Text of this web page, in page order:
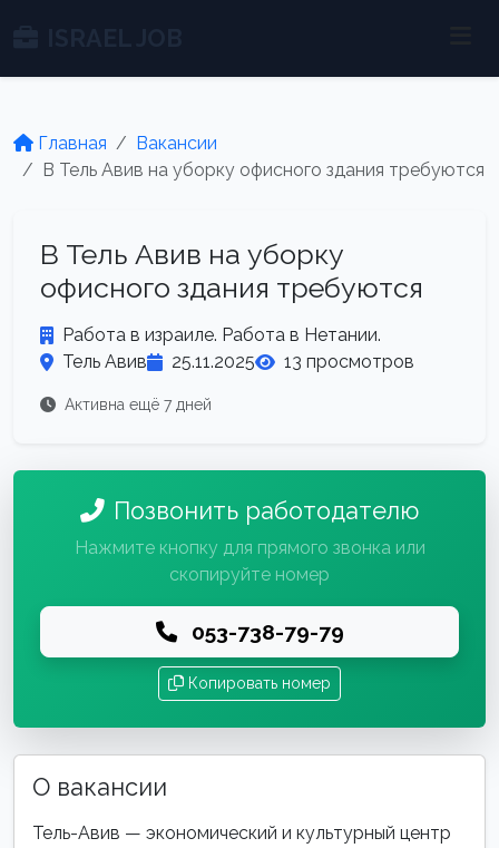
Главная
Вакансии
В Тель Авив на уборку офисного здания требуются
В Тель Авив на уборку
офисного здания требуются
Работа в израиле. Работа в Нетании.
Тель Авив
25.11.2025 13 просмотров
Активна ещё 7 дней
Позвонить работодателю
Нажмите кнопку для прямого звонка или
скопируйте номер
053-738-79-79
Копировать номер
О вакансии
Тель-Авив — экономический и культурный центр